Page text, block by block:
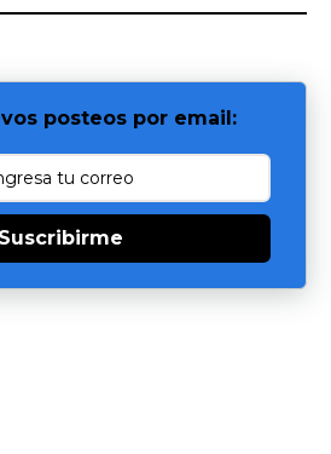
posteos por email:
Suscribirme